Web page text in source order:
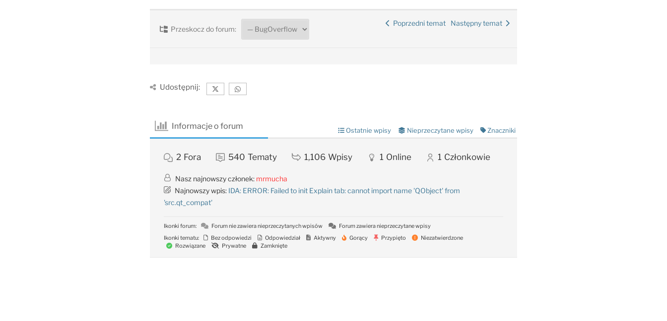
Przeskocz do forum:
Poprzedni temat Następny temat
Udostępnij:
Informacje o forum Ostatnie wpisy Nieprzeczytane wpisy Znaczniki
2 Fora 540 Tematy 1,106 Wpisy 1 Online 1 Członkowie
Nasz najnowszy członek: mrmucha
Najnowszy wpis: IDA: ERROR: Failed to init Explain tab: cannot import name 'QObject' from
'src.qt_compat'
Ikonki forum: Forum nie zawiera nieprzeczytanych wpisów
Forum zawiera nieprzeczytane wpisy
Ikonki tematu:
Bez odpowiedzi Odpowiedział Aktywny Gorący Przypięto
Niezatwierdzone
Rozwiązane
Prywatne Zamknięte